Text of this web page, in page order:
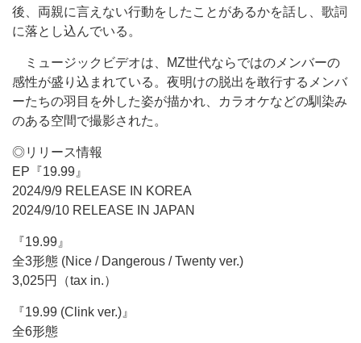
後、両親に言えない行動をしたことがあるかを話し、歌詞
に落とし込んでいる。
ミュージックビデオは、MZ世代ならではのメンバーの
感性が盛り込まれている。夜明けの脱出を敢行するメンバ
ーたちの羽目を外した姿が描かれ、カラオケなどの馴染み
のある空間で撮影された。
◎リリース情報
EP『19.99』
2024/9/9 RELEASE IN KOREA
2024/9/10 RELEASE IN JAPAN
『19.99』
全3形態 (Nice / Dangerous / Twenty ver.)
3,025円（tax in.）
『19.99 (Clink ver.)』
全6形態